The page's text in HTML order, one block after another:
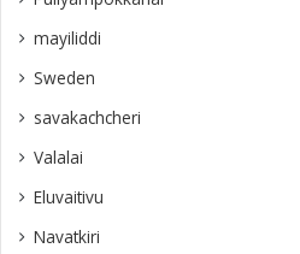
mayiliddi
Sweden
savakachcheri
Valalai
Eluvaitivu
Navatkiri